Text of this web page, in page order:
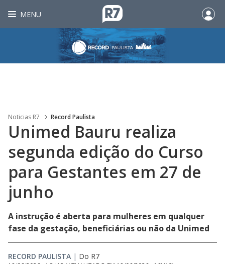
MENU
Noticias R7 Record Paulista
Unimed Bauru realiza
segunda edição do Curso
para Gestantes em 27 de
junho
A instrução é aberta para mulheres em qualquer
fase da gestação, beneficiárias ou não da Unimed
RECORD PAULISTA | Do R7